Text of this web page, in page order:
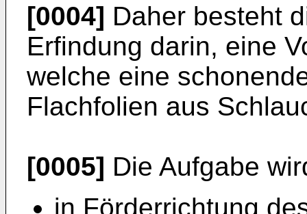
[0004] Daher besteht
Erfindung darin, eine
welche eine
Flachfolien aus
[0005] Die Aufgabe
in Förderrichtung